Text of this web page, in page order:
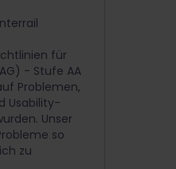
für
- Stufe AA
Problemen,
Usability-
Unser
so
zu